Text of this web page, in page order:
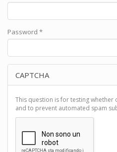
Password *
CAPTCHA
This question is for testing
and to prevent automated spam